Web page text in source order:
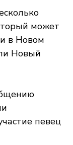
может
в Новом
Новый
певец